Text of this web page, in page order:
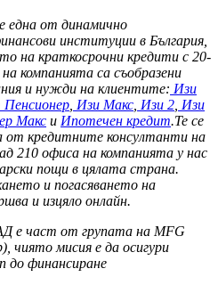
една от динамично
институции в България,
на краткосрочни кредити с 20-
компанията са съобразени
и нужди на клиентите: Изи
Изи Макс Изи 2 Изи
Макс и Ипотечен кредит.Те се
от кредитните консултанти на
210 офиса на компанията у нас
пощи в цялата страна.
и погасяването на
и изцяло онлайн.
е част от групата на MFG
чиято мисия е да осигури
до финансиране